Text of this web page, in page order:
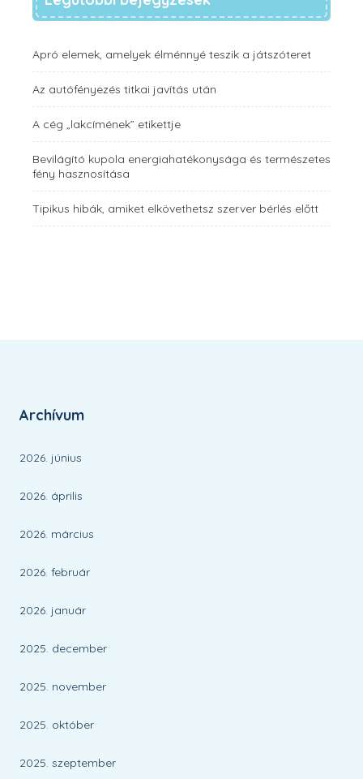
Apró elemek, amelyek élménnyé teszik a játszóteret
Az autófényezés titkai javítás után
A cég „lakcímének” etikettje
Bevilágító kupola energiahatékonysága és természetes
fény hasznosítása
Tipikus hibák, amiket elkövethetsz szerver bérlés előtt
Archívum
2026. június
2026. április
2026. március
2026. február
2026. január
2025. december
2025. november
2025. október
2025. szeptember